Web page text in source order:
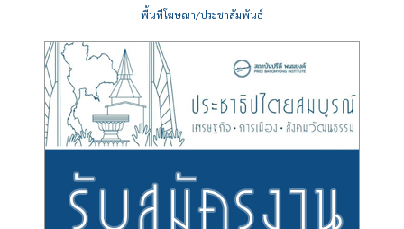
พื้นที่โฆษณา/ประชาสัมพันธ์